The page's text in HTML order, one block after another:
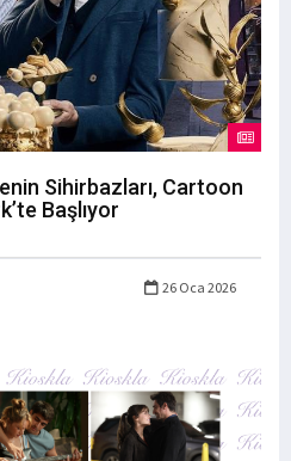
Sihirbazları, Cartoon
Başlıyor
26 Oca 2026